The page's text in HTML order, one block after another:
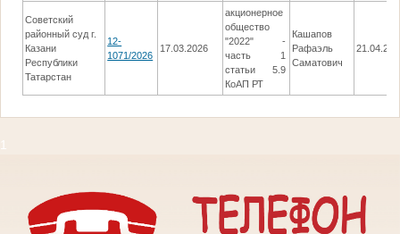
Советский
районный суд г.
Казани
Республики
Татарстан
12-
1071/2026
17.03.2026
акционерное
общество
"2022" -
часть 1
статьи 5.9
КоАП РТ
Кашапов
Рафаэль
Саматович
1